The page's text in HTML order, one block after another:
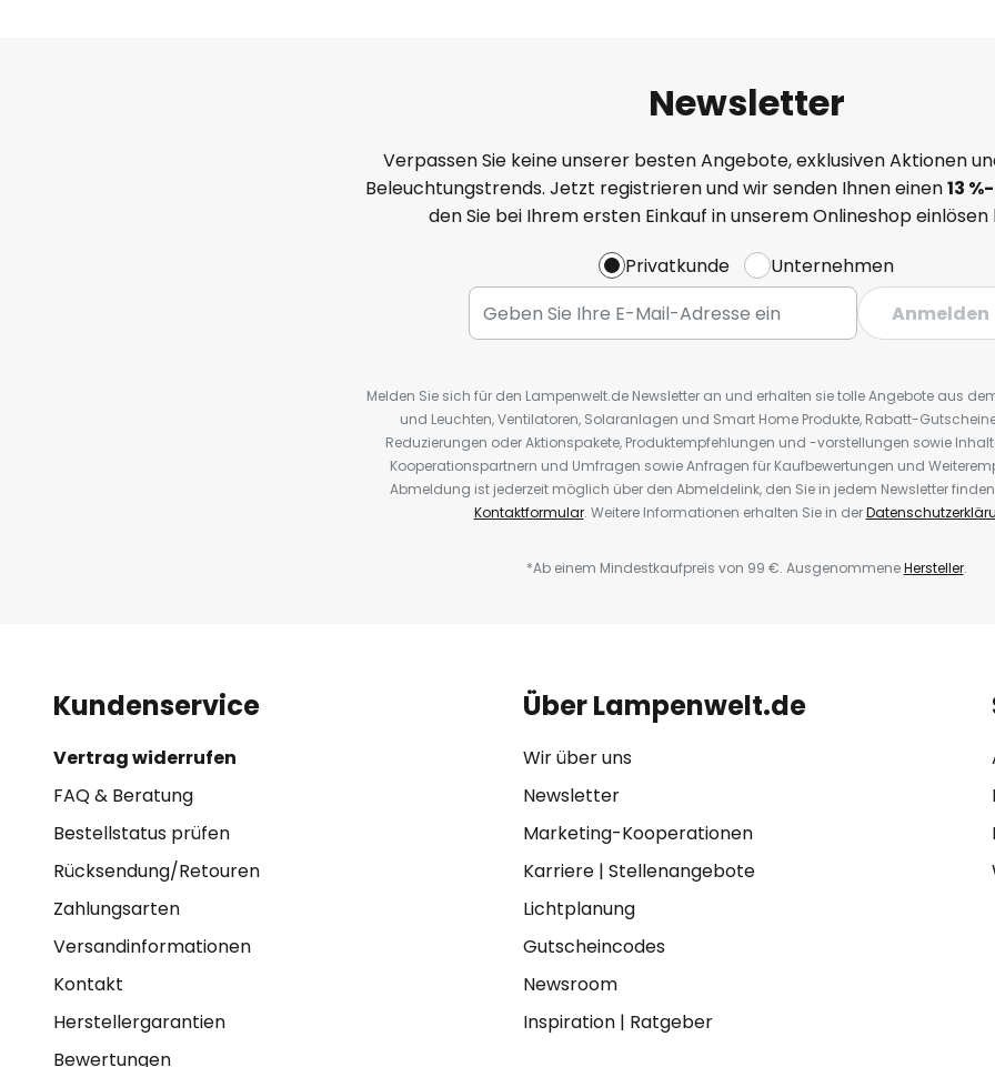
Newsletter
Verpassen Sie keine unserer besten Angebote, exklusiven Aktionen
Beleuchtungstrends. Jetzt registrieren und wir senden Ihnen einen13 %-
den Sie bei Ihrem ersten Einkauf in unserem Onlineshop einlösen
Privatkunde
Unternehmen
Anmelden
Melden Sie sich für den Lampenwelt.de Newsletter an und erhalten sie tolle Angebote aus
und Leuchten, Ventilatoren, Solaranlagen und Smart Home Produkte, Rabatt-
Reduzierungen oder Aktionspakete, Produktempfehlungen und -vorstellungen sowie
Kooperationspartnern und Umfragen sowie Anfragen für Kaufbewertungen und
Abmeldung ist jederzeit möglich über den Abmeldelink, den Sie in jedem Newsletter
Kontaktformular. Weitere Informationen erhalten Sie in der
*Ab einem Mindestkaufpreis von 99 €. AusgenommeneHersteller.
Kundenservice
Vertrag widerrufen
FAQ & Beratung
Bestellstatus prüfen
Rücksendung/Retouren
Zahlungsarten
Versandinformationen
Kontakt
Herstellergarantien
Bewertungen
Über Lampenwelt.de
Wir über uns
Newsletter
Marketing-Kooperationen
Karriere| Stellenangebote
Lichtplanung
Gutscheincodes
Newsroom
Inspiration| Ratgeber